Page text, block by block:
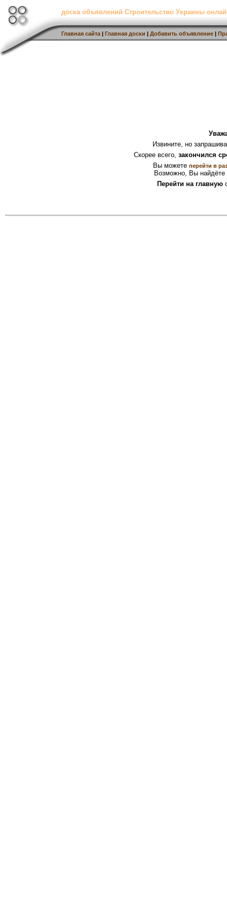
доска объявлений Строительство Украины
Главная сайта | Главная доски | Добавить объявление |
Извините, но
Скорее всего, закончился
Вы можете перейти в
Возможно, Вы найдёте
Перейти на главную